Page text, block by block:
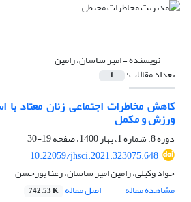
نویسنده =امیر ساسان، رامین
تعداد مقالات: 1
کاهش مخاطرات اجتماعی زنان معتاد با
ورزش و مکمل
دوره 8، شماره 1، بهار 1400، صفحه
19-30
10.22059/jhsci.2021.323075.648
جواد وکیلی، رامین امیر ساسان، رعنا پورحسن
مشاهده مقاله
اصل مقاله 742.53 K